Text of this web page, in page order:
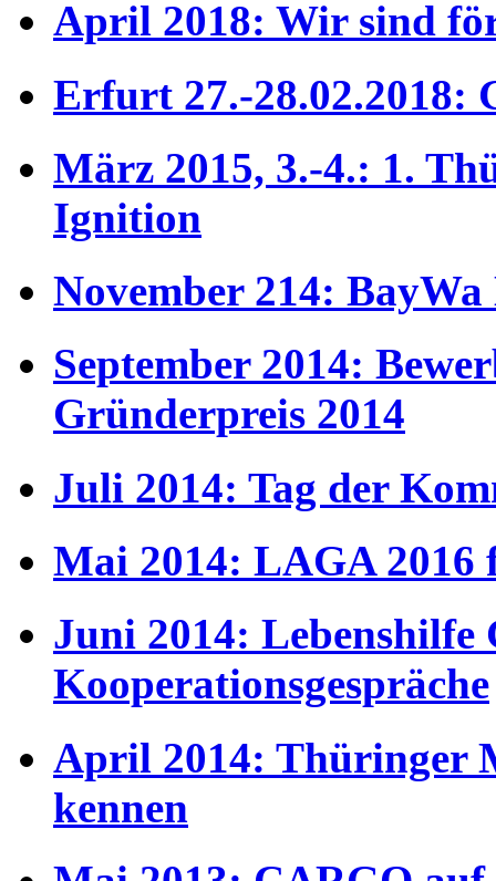
April 2018: Wir sind
Erfurt 27.-28.02.2018:
März 2015, 3.-4.: 1.
Ignition
November 214:
September 2014:
Gründerpreis 2014
Juli 2014: Tag der
Mai 2014: LAGA
Juni 2014: Lebenshilfe
Kooperationsgespräche
April 2014: Thüringer
kennen